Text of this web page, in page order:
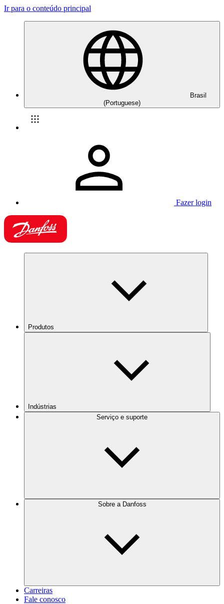
Ir para o conteúdo principal
Brasil
(Portuguese)
Fazer login
Produtos
Indústrias
Serviço e suporte
Sobre a Danfoss
Carreiras
Fale conosco